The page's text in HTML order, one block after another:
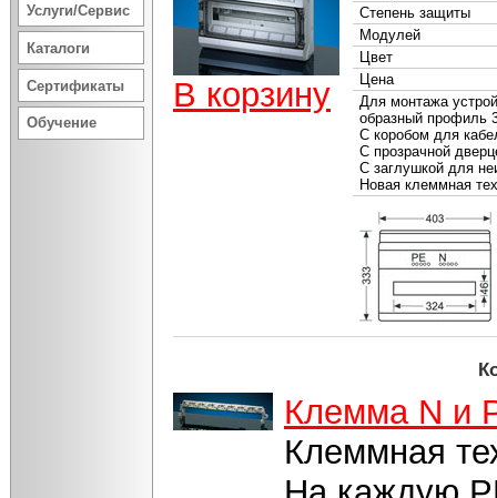
Услуги/Сервис
Каталоги
Сертификаты
Обучение
В корзину
Степень защиты
Модулей
Цвет
Цена
Для монтажа
образный профиль
С коробом для
С прозрачной
С заглушкой для
Новая клеммная
Клемма N и
Клеммная